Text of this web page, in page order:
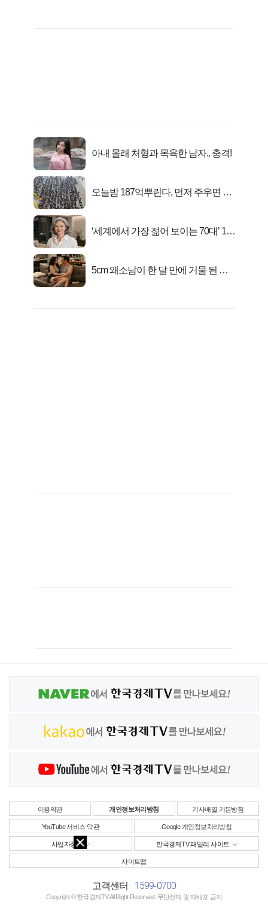
아내 몰래 처형과 목욕한 남자.. 충격!
오늘밤 187억뿌린다, 먼저 주우면 최
‘세계에서 가장 젊어 보이는 70대’ 1위
5cm 왜소남이 한 달 만에 거물 된 사
이용약관 개인정보처리방침 기사배열 기본방침
YouTube 서비스 약관 Google 개인정보처리방침
사업자정보 한국경제TV 패밀리 사이트
사이트맵
고객센터 1599-0700
Copyright © 한국경제TV All Right Reserved. 무단전재 및 재배포 금지